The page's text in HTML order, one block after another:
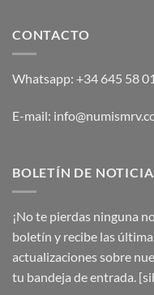
CONTACTO
Whatsapp: +34 645 58
E-mail:
BOLETÍN DE
¡No te pierdas ninguna
boletín y recibe las
actualizaciones sobre
tu bandeja de entrada.